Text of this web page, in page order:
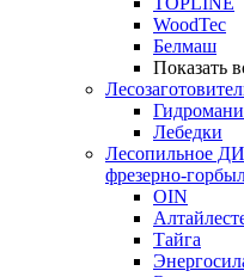
WoodTec
Белмаш
Показать
Лебедки
Лесопильное
фрезерно-
OIN
Тайга